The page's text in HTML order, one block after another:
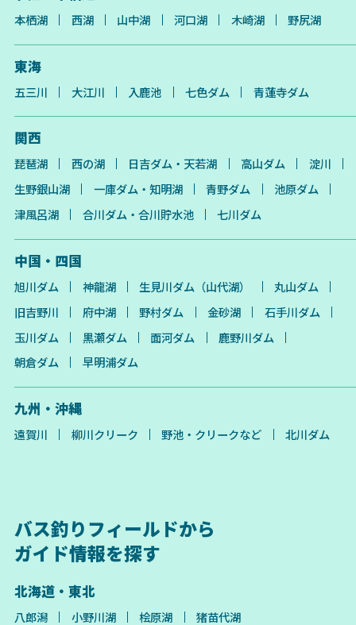
本栖湖 西湖 山中湖 河口湖 木崎湖 野尻湖
東海
五三川 大江川 入鹿池 七色ダム 青蓮寺ダム
関西
琵琶湖 西の湖 日吉ダム・天若湖 高山ダム
淀川
生野銀山湖
一庫ダム・知明湖 青野ダム
池原ダム
津風呂湖
合川ダム・合川貯水池 七川ダム
中国・四国
旭川ダム 神龍湖 生見川ダム（山代湖）
丸山ダム
旧吉野川
府中湖 野村ダム 金砂湖
石手川ダム
玉川ダム
黒瀬ダム 面河ダム
鹿野川ダム
朝倉ダム
早明浦ダム
九州・沖縄
遠賀川 柳川クリーク 野池・クリークなど 北川ダム
バス釣りフィールドから
ガイド情報を探す
北海道・東北
八郎潟 小野川湖 桧原湖 猪苗代湖